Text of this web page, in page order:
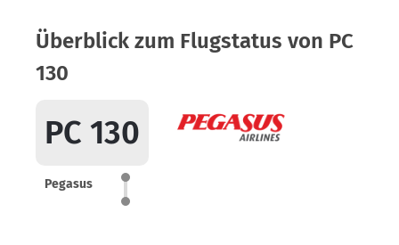
Überblick zum Flugstatus von PC
130
PC 130
Pegasus